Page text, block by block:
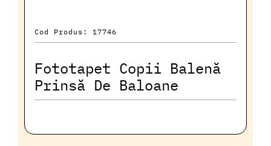
Cod Produs: 17746
Fototapet Copii Balenă
Prinsă De Baloane